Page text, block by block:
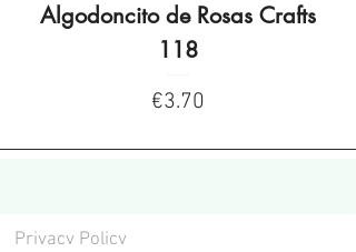
Algodoncito de Rosas Crafts
118
Price
€3.70
Privacy Policy